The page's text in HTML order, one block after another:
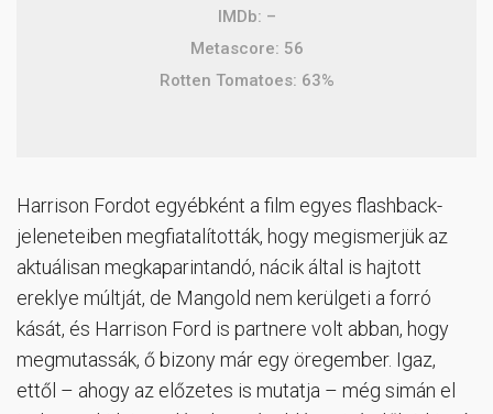
IMDb: –
Metascore: 56
Rotten Tomatoes: 63%
Harrison Fordot egyébként a film egyes flashback-
jeleneteiben megfiatalították, hogy megismerjük az
aktuálisan megkaparintandó, nácik által is hajtott
ereklye múltját, de Mangold nem kerülgeti a forró
kását, és Harrison Ford is partnere volt abban, hogy
megmutassák, ő bizony már egy öregember. Igaz,
ettől – ahogy az előzetes is mutatja – még simán el